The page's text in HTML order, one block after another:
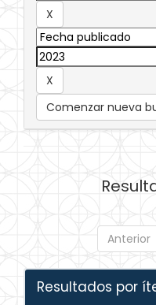
Comenzar nueva
Anterior
Resultados por